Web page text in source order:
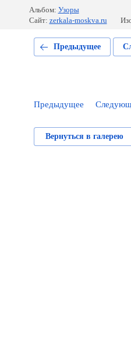
Альбом: Узоры
Сайт: zerkala-moskva.ru
Предыдущее
Предыдущее
Вернуться в галерею